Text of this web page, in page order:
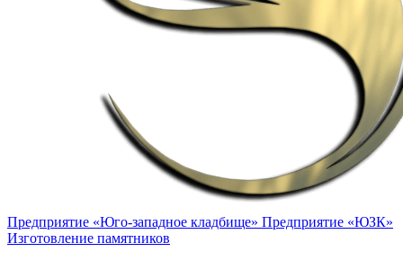
Предприятие «Юго-западное кладбище» Предприятие «ЮЗК»
Изготовление памятников